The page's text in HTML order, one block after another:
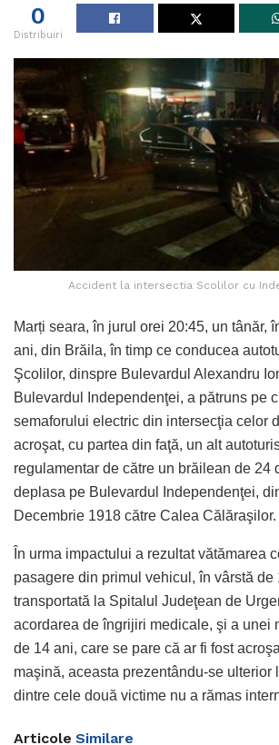
0
Distribuiri
Accident la intersectia Scolilor cu
Marți seara, în jurul orei 20:45, un tânăr,
ani, din Brăila, în timp ce conducea
Şcolilor, dinspre Bulevardul Alexandru
Bulevardul Independenţei, a pătruns pe
semaforului electric din intersecţia celor
acroşat, cu partea din faţă, un alt
regulamentar de către un brăilean de 24
deplasa pe Bulevardul Independenţei,
Decembrie 1918 către Calea Călăraşilor.
În urma impactului a rezultat vătămarea
pasagere din primul vehicul, în vârstă de
transportată la Spitalul Judeţean de
acordarea de îngrijiri medicale, şi a unei
de 14 ani, care se pare că ar fi fost
maşină, aceasta prezentându-se ulterior
dintre cele două victime nu a rămas
Articole Similare